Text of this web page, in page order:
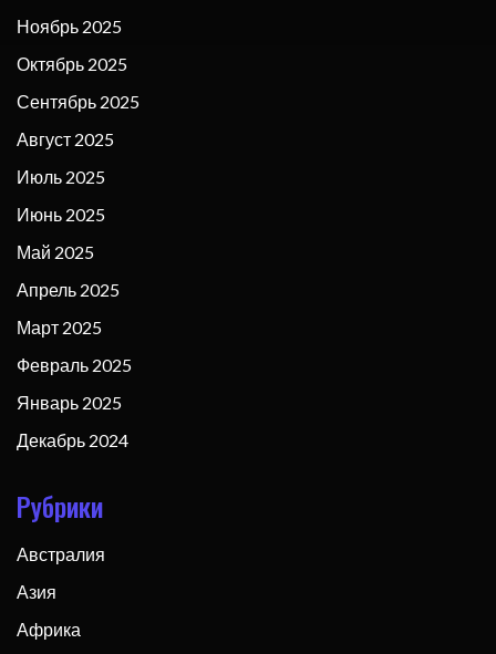
Ноябрь 2025
Октябрь 2025
Сентябрь 2025
Август 2025
Июль 2025
Июнь 2025
Май 2025
Апрель 2025
Март 2025
Февраль 2025
Январь 2025
Декабрь 2024
Рубрики
Австралия
Азия
Африка